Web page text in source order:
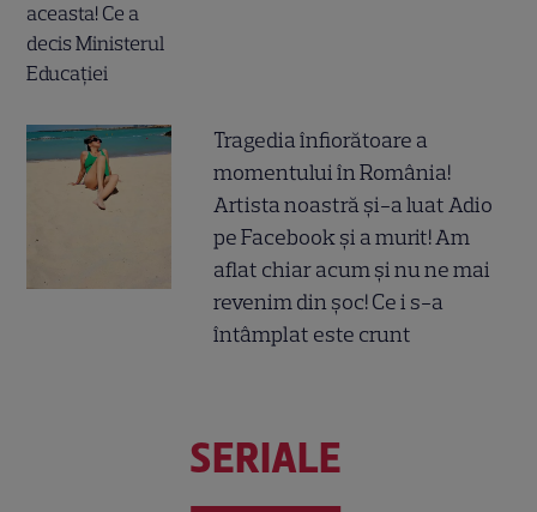
Tragedia înfiorătoare a
momentului în România!
Artista noastră și-a luat Adio
pe Facebook și a murit! Am
aflat chiar acum și nu ne mai
revenim din șoc! Ce i s-a
întâmplat este crunt
SERIALE